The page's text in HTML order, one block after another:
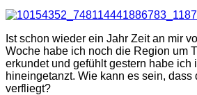
Ist schon wieder ein Jahr Zeit an mir
Woche habe ich noch die Region um
erkundet und gefühlt gestern habe ich
hineingetanzt. Wie kann es sein, dass
verfliegt?